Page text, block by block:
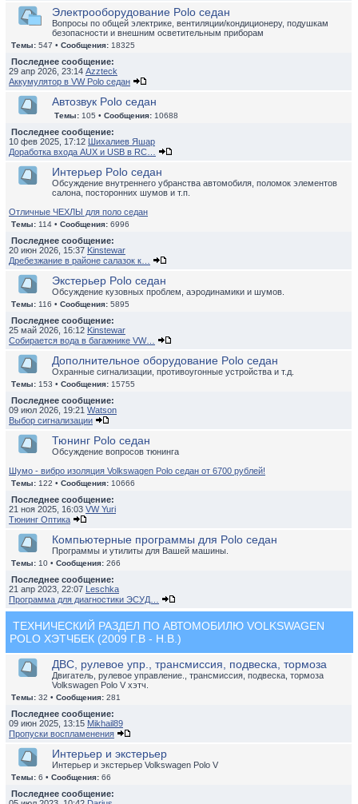
Электрооборудование Polo седан
Вопросы по общей электрике, вентиляции/кондиционеру, подушкам
безопасности и внешним осветительным приборам
Темы: 547 • Сообщения: 18325
Последнее сообщение:
29 апр 2026, 23:14 Azzteck
Аккумулятор в VW Polo седан
Автозвук Polo седан
Темы: 105 • Сообщения: 10688
Последнее сообщение:
10 фев 2025, 17:12 Шихалиев Яшар
Доработка входа AUX и USB в RC…
Интерьер Polo седан
Обсуждение внутреннего убранства автомобиля, поломок элементов
салона, посторонних шумов и т.п.
Отличные ЧЕХЛЫ для поло седан
Темы: 114 • Сообщения: 6996
Последнее сообщение:
20 июн 2026, 15:37 Kinstewar
Дребезжание в районе салазок к…
Экстерьер Polo седан
Обсуждение кузовных проблем, аэродинамики и шумов.
Темы: 116 • Сообщения: 5895
Последнее сообщение:
25 май 2026, 16:12 Kinstewar
Собирается вода в багажнике VW…
Дополнительное оборудование Polo седан
Охранные сигнализации, противоугонные устройства и т.д.
Темы: 153 • Сообщения: 15755
Последнее сообщение:
09 июл 2026, 19:21 Watson
Выбор сигнализации
Тюнинг Polo седан
Обсуждение вопросов тюнинга
Шумо - вибро изоляция Volkswagen Polo седан от 6700 рублей!
Темы: 122 • Сообщения: 10666
Последнее сообщение:
21 ноя 2025, 16:03 VW Yuri
Тюнинг Оптика
Компьютерные программы для Polo седан
Программы и утилиты для Вашей машины.
Темы: 10 • Сообщения: 266
Последнее сообщение:
21 апр 2023, 22:07 Leschka
Программа для диагностики ЭСУД…
ТЕХНИЧЕСКИЙ РАЗДЕЛ ПО АВТОМОБИЛЮ VOLKSWAGEN
POLO ХЭТЧБЕК (2009 Г.В - Н.В.)
ДВС, рулевое упр., трансмиссия, подвеска, тормоза
Двигатель, рулевое управление., трансмиссия, подвеска, тормоза
Volkswagen Polo V хэтч.
Темы: 32 • Сообщения: 281
Последнее сообщение:
09 июн 2025, 13:15 Mikhail89
Пропуски воспламенения
Интерьер и экстерьер
Интерьер и экстерьер Volkswagen Polo V
Темы: 6 • Сообщения: 66
Последнее сообщение: